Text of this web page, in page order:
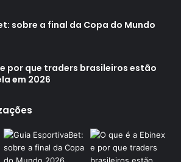
sobre a final da Copa do Mundo
e por que traders brasileiros estão
em 2026